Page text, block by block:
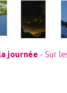
Image
journée - Sur